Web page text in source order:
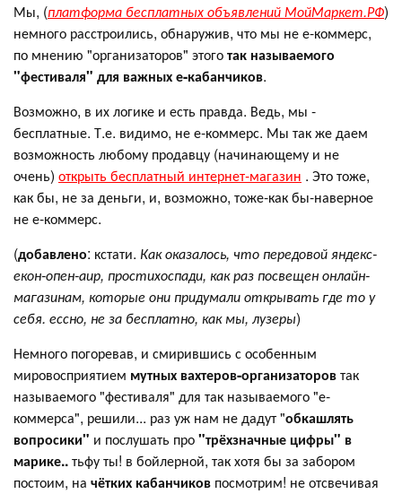
Мы, (платформа бесплатных объявлений МойМаркет.РФ)
немного расстроились, обнаружив, что мы не е-коммерс,
по мнению "организаторов" этоготак называемого
"фестиваля" для важных е-кабанчиков.
Возможно, в их логике и есть правда. Ведь, мы -
бесплатные. Т.е. видимо, не е-коммерс. Мы так же даем
возможность любому продавцу (начинающему и не
очень) открыть бесплатный интернет-магазин . Это тоже,
как бы, не за деньги, и, возможно, тоже-как бы-наверное
не е-коммерс.
(добавлено: кстати. Как оказалось, что передовой яндекс-
екон-опен-аир, простихоспади, как раз посвещен онлайн-
магазинам, которые они придумали открывать где то у
себя. ессно, не за бесплатно, как мы, лузеры)
Немного погоревав, и смирившись с особенным
мировосприятием мутных вахтеров-организаторовтак
называемого "фестиваля" для так называемого "е-
коммерса", решили... раз уж нам не дадут "обкашлять
вопросики" и послушать про"трёхзначные цифры" в
марике..тьфу ты! в бойлерной, так хотя бы за забором
постоим, на чётких кабанчиков посмотрим! не отсвечивая